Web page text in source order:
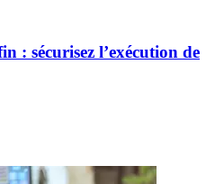
: sécurisez l’exécution de